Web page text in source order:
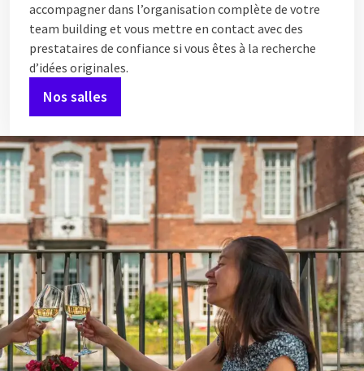
accompagner dans l’organisation complète de votre
team building et vous mettre en contact avec des
prestataires de confiance si vous êtes à la recherche
d’idées originales.
Nos salles